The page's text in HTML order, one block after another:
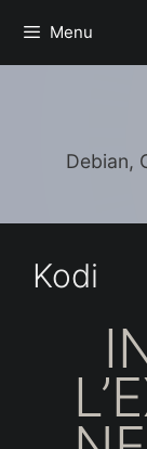
Menu
Debian,
Kodi